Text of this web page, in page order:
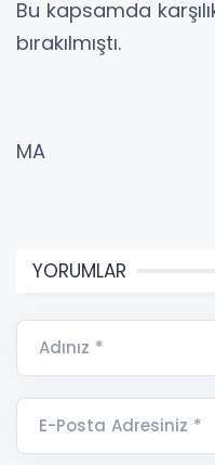
Bu kapsamda
bırakılmıştı.
MA
YORUMLAR
Adınız *
E-Posta Adresiniz *